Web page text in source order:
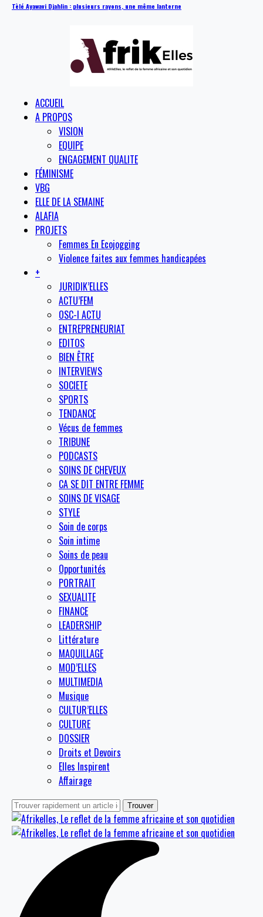
Tèlé Ayawavi Djahlin : plusieurs rayons, une même lanterne
ACCUEIL
A PROPOS
VISION
EQUIPE
ENGAGEMENT QUALITE
FÉMINISME
VBG
ELLE DE LA SEMAINE
ALAFIA
PROJETS
Femmes En Ecojogging
Violence faites aux femmes handicapées
+
JURIDIK’ELLES
ACTU’FEM
OSC-I ACTU
ENTREPRENEURIAT
EDITOS
BIEN ÊTRE
INTERVIEWS
SOCIETE
SPORTS
TENDANCE
Vécus de femmes
TRIBUNE
PODCASTS
SOINS DE CHEVEUX
CA SE DIT ENTRE FEMME
SOINS DE VISAGE
STYLE
Soin de corps
Soin intime
Soins de peau
Opportunités
PORTRAIT
SEXUALITE
FINANCE
LEADERSHIP
Littérature
MAQUILLAGE
MOD’ELLES
MULTIMEDIA
Musique
CULTUR’ELLES
CULTURE
DOSSIER
Droits et Devoirs
Elles Inspirent
Affairage